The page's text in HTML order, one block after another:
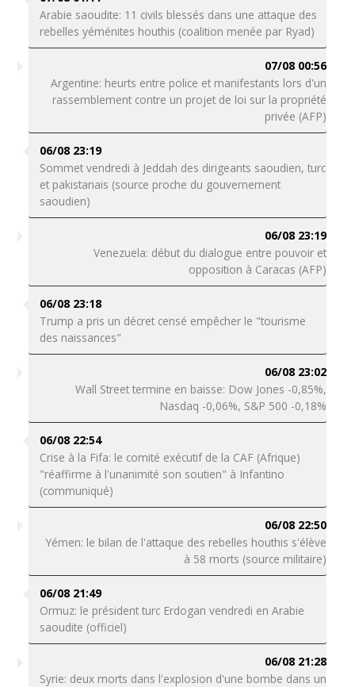
Arabie saoudite: 11 civils blessés dans une attaque des
rebelles yéménites houthis (coalition menée par Ryad)
07/08 00:56
Argentine: heurts entre police et manifestants lors d'un
rassemblement contre un projet de loi sur la propriété
privée (AFP)
06/08 23:19
Sommet vendredi à Jeddah des dirigeants saoudien, turc
et pakistanais (source proche du gouvernement
saoudien)
06/08 23:19
Venezuela: début du dialogue entre pouvoir et
opposition à Caracas (AFP)
06/08 23:18
Trump a pris un décret censé empêcher le "tourisme
des naissances"
06/08 23:02
Wall Street termine en baisse: Dow Jones -0,85%,
Nasdaq -0,06%, S&P 500 -0,18%
06/08 22:54
Crise à la Fifa: le comité exécutif de la CAF (Afrique)
"réaffirme à l'unanimité son soutien" à Infantino
(communiqué)
06/08 22:50
Yémen: le bilan de l'attaque des rebelles houthis s'élève
à 58 morts (source militaire)
06/08 21:49
Ormuz: le président turc Erdogan vendredi en Arabie
saoudite (officiel)
06/08 21:28
Syrie: deux morts dans l'explosion d'une bombe dans un